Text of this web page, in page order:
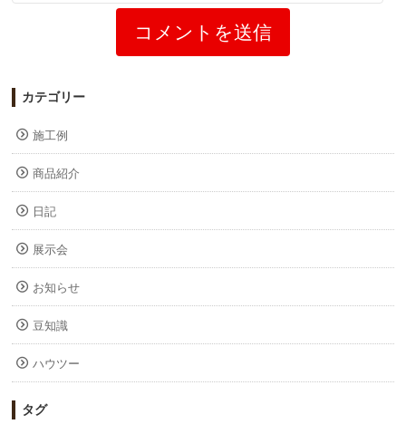
カテゴリー
施工例
商品紹介
日記
展示会
お知らせ
豆知識
ハウツー
タグ